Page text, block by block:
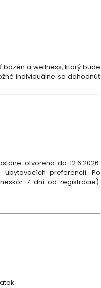
bazén a wellness, ktorý bude
individuálne sa dohodnúť
otvorená do 12.6.2026.
preferencií. Po
7 dní od registrácie).